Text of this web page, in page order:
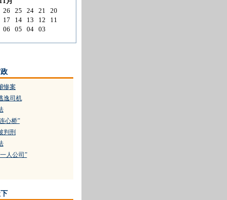
惨案
逸司机
心桥”
判刑
人公司”